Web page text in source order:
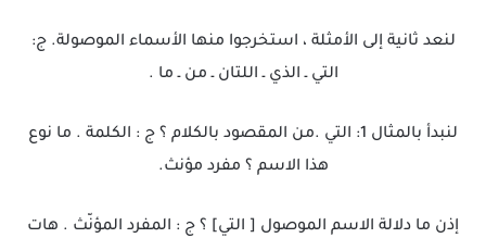
لنعد ثانية إلى الأمثلة ، استخرجوا منها الأسماء الموصولة. ج:
التي ـ الذي ـ اللتان ـ من ـ ما .
لنبدأ بالمثال 1: التي .من المقصود بالكلام ؟ ج : الكلمة . ما نوع
هذا الاسم ؟ مفرد مؤنث.
إذن ما دلالة الاسم الموصول [ التي] ؟ ج : المفرد المؤنّث . هات